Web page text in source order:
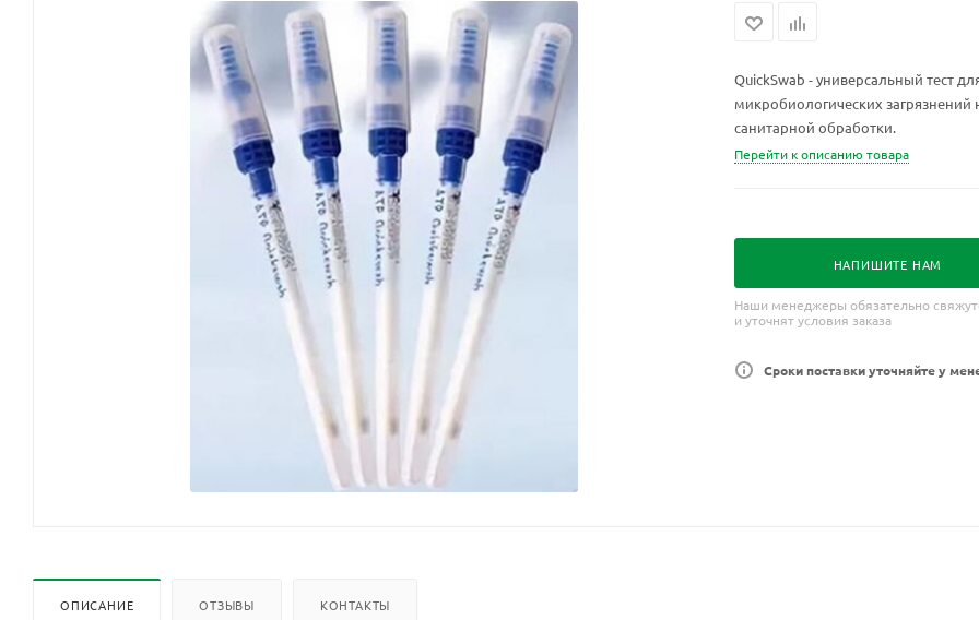
QuickSwab - универсальный тест
микробиологических
санитарной обработки.
Перейти к описанию товара
НАПИШИТЕ НАМ
Наши менеджеры обязательно
и уточнят условия заказа
Сроки поставки уточняйте у
ОПИСАНИЕ ОТЗЫВЫ КОНТАКТЫ